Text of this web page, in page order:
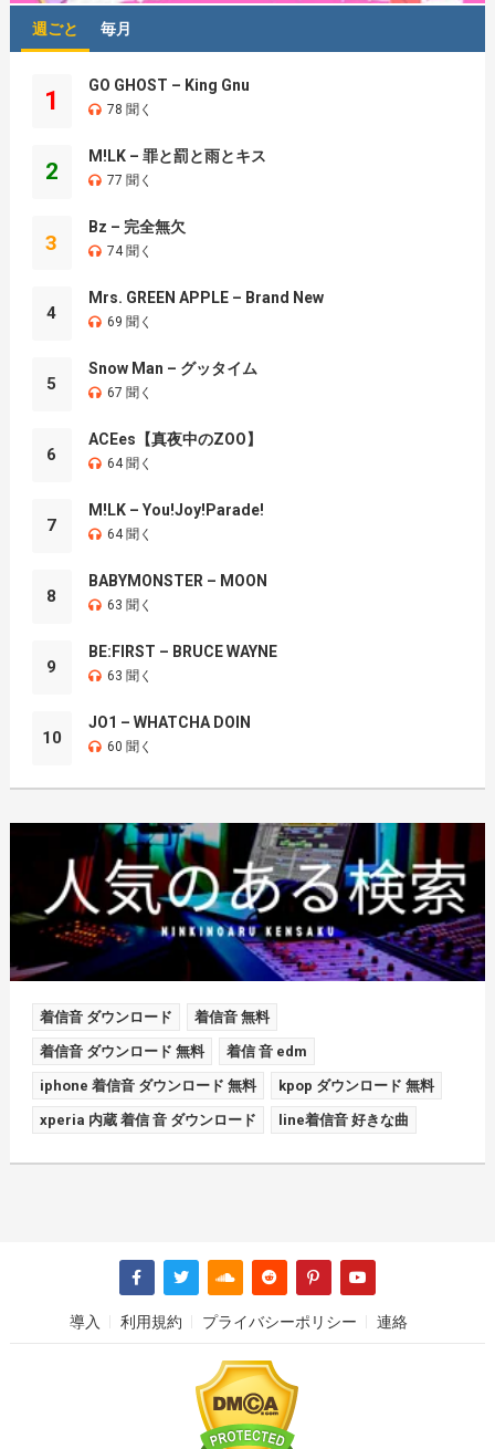
週ごと 毎月
1
GO GHOST – King Gnu
78 聞く
2
M!LK – 罪と罰と雨とキス
77 聞く
3
Bz – 完全無欠
74 聞く
4
Mrs. GREEN APPLE – Brand New
69 聞く
5
Snow Man – グッタイム
67 聞く
6
ACEes【真夜中のZOO】
64 聞く
7
M!LK – You!Joy!Parade!
64 聞く
8
BABYMONSTER – MOON
63 聞く
9
BE:FIRST – BRUCE WAYNE
63 聞く
10
JO1 – WHATCHA DOIN
60 聞く
着信音 ダウンロード 着信音 無料
着信音 ダウンロード 無料 着信 音 edm
iphone 着信音 ダウンロード 無料 kpop ダウンロード 無料
xperia 内蔵 着信 音 ダウンロード line着信音 好きな曲
導入 利用規約 プライバシーポリシー 連絡